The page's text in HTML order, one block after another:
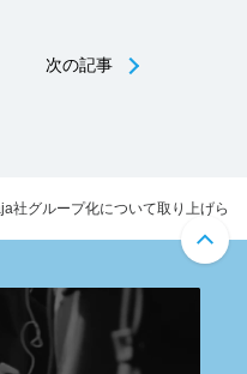
次の記事
社グループ化について取り上げられ